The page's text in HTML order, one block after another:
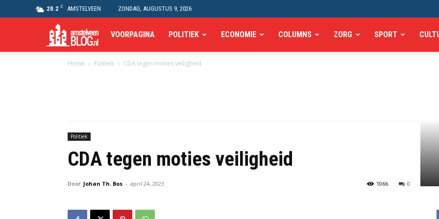
20.2 C AMSTELVEEN ZONDAG, AUGUSTUS 9, 2026
Amstelveen
Blog
VOORPAGINA POLITIEK ECONOMIE COLUMNS ZORG SPORT
Home Politiek CDA tegen moties veiligheid
Politiek
CDA tegen moties veiligheid
Door Johan Th. Bos - april 24, 2023 0
1066